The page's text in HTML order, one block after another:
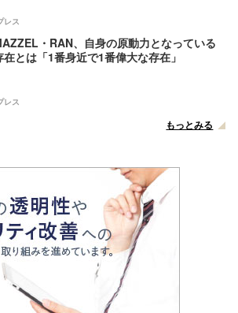
レス
・RAN、自身の原動力となっている
在とは「1番身近で1番偉大な存在」
レス
もっとみる